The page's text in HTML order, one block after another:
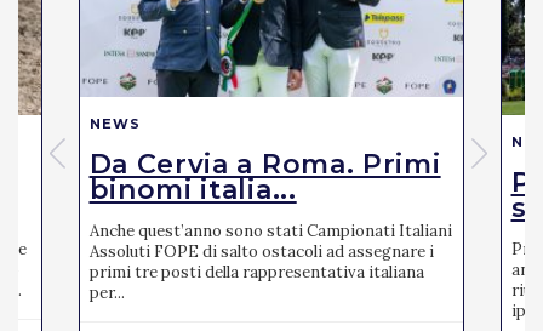
...
NEWS
Da Cervia a Roma. Primi
binomi italia...
Anche quest’anno sono stati Campionati Italiani
Assoluti FOPE di salto ostacoli ad assegnare i
primi tre posti della rappresentativa italiana
per...